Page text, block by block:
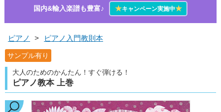
国内&輸入楽譜も豊富♪
★キャンペーン実施中★
ピアノ > ピアノ入門教則本
サンプル有り
大人のためのかんたん！すぐ弾ける！
ピアノ教本 上巻